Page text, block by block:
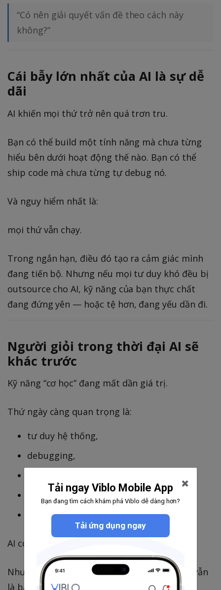
“Có nên giải quyết vấn đề theo cách này
không?”
Cái bẫy lớn nhất của AI là sự dễ
dãi
AI khiến mọi thứ trở nên quá trơn tru.
Bạn có thể build một tính năng mà chưa từng
hiểu bên dưới hoạt động thế nào. Bạn có thể
ship code mà chưa từng tự debug nó.
Và nguy hiểm nhất là:
mọi thứ vẫn chạy.
Trong ngắn hạn, điều đó tạo ra cảm giác mình
đang tiến bộ. Nhưng nếu mọi tư duy khó đều bị
outsource cho AI, kỹ năng của bạn thực chất
đang đứng yên — hoặc tệ hơn, đang yếu dần đi.
Người giỏi trong thời đại AI sẽ
khác trước
Kỹ năng “cơ học” đang mất dần giá trị.
Thứ ngày càng quan trọng là:
tư duy hệ thống,
debugging,
architectural thinking,
khả năng đặt câu hỏi đúng.
AI có thể tạo code.
Nhưng người chịu trách nhiệm cho code đó vẫn
là bạn.
Tải ngay Viblo Mobile App
Bạn đang tìm cách khám phá Viblo dễ dàng hơn?
Tải ứng dụng ngay